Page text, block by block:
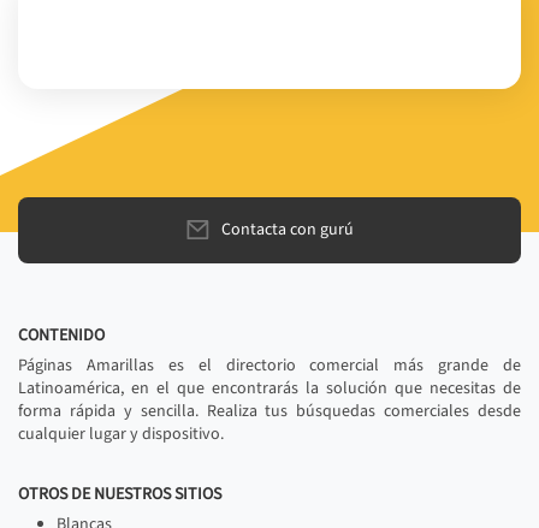
Contacta con gurú
CONTENIDO
Páginas Amarillas es el directorio comercial más grande de
Latinoamérica, en el que encontrarás la solución que necesitas de
forma rápida y sencilla. Realiza tus búsquedas comerciales desde
cualquier lugar y dispositivo.
OTROS DE NUESTROS SITIOS